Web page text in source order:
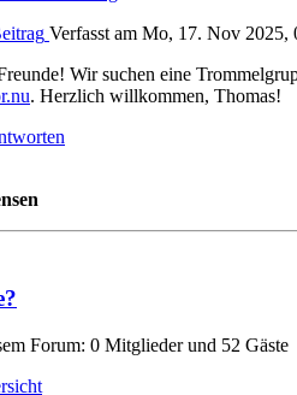
Verfasst am Mo, 17. Nov 2025,
Wir suchen eine
. Herzlich willkommen, Thomas!
Forum: 0 Mitglieder und 52 Gäste